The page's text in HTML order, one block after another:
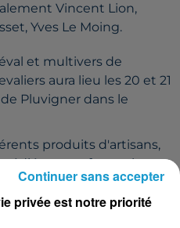
Vincent Lion,
Yves Le Moing.
et multivers de
aura lieu les 20 et 21
Pluvigner dans le
produits d'artisans,
et fantastiques.
trolls... Il y en aura
privée est notre priorité
Continuer sans accepter